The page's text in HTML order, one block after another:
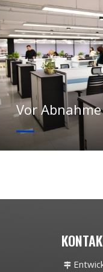
Vor
